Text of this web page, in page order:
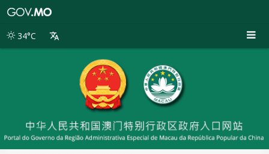
别
34°C